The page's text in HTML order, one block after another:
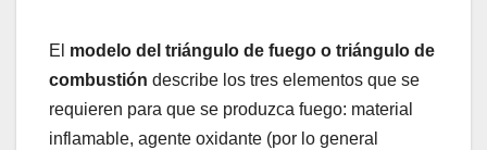
El modelo del triángulo de fuego o triángulo de
combustión describe los tres elementos que se
requieren para que se produzca fuego: material
inflamable, agente oxidante (por lo general